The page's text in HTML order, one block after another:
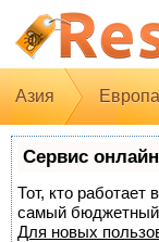
Азия Европа
Сервис
Тот, кто
самый бюджетный
Для новых